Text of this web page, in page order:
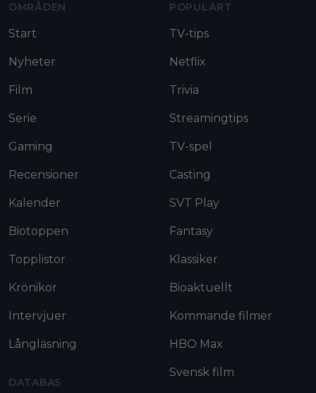
OMRÅDEN
Start
Nyheter
Film
Serie
Gaming
Recensioner
Kalender
Biotoppen
Topplistor
Krönikor
Intervjuer
Långläsning
DATABAS
POPULÄRT
TV-tips
Netflix
Trivia
Streamingtips
TV-spel
Casting
SVT Play
Fantasy
Klassiker
Bioaktuellt
Kommande filmer
HBO Max
Svensk film